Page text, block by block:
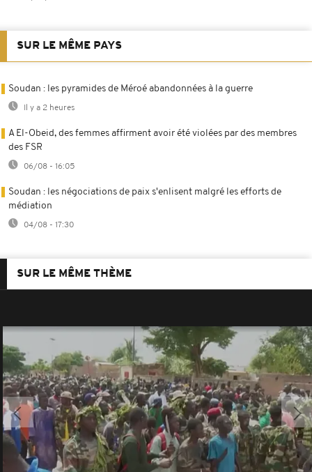
SUR LE MÊME PAYS
Soudan : les pyramides de Méroé abandonnées à la guerre
Il y a 2 heures
A El-Obeid, des femmes affirment avoir été violées par des membres
des FSR
06/08 - 16:05
Soudan : les négociations de paix s'enlisent malgré les efforts de
médiation
04/08 - 17:30
SUR LE MÊME THÈME